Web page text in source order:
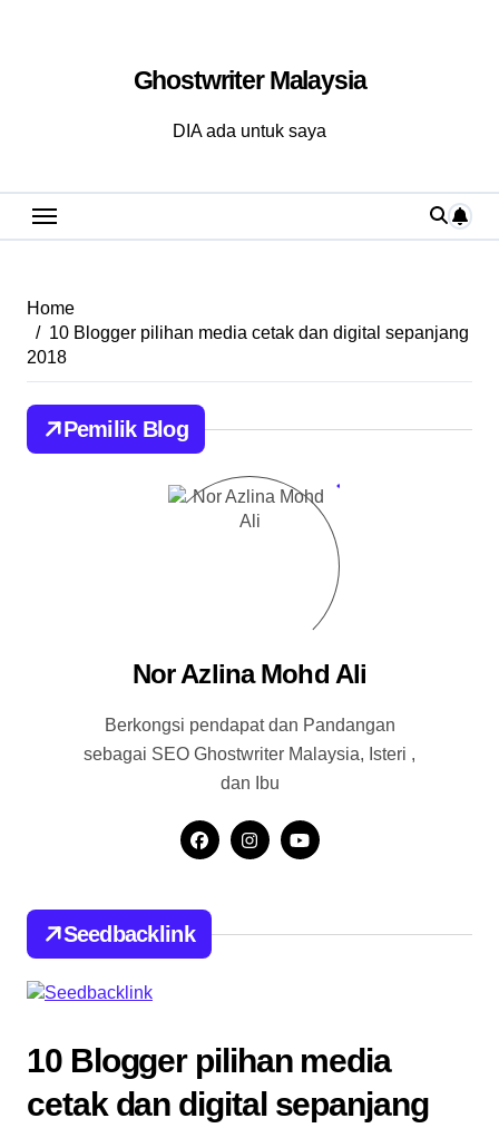
Ghostwriter Malaysia
DIA ada untuk saya
Home
10 Blogger pilihan media cetak dan digital sepanjang
2018
Pemilik Blog
Nor Azlina Mohd Ali
Berkongsi pendapat dan Pandangan
sebagai SEO Ghostwriter Malaysia, Isteri ,
dan Ibu
Seedbacklink
10 Blogger pilihan media
cetak dan digital sepanjang